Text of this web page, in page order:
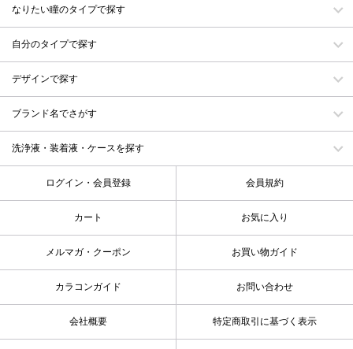
なりたい瞳のタイプで探す
自分のタイプで探す
デザインで探す
ブランド名でさがす
洗浄液・装着液・ケースを探す
ログイン・会員登録 会員規約
カート お気に入り
メルマガ・クーポン お買い物ガイド
カラコンガイド お問い合わせ
会社概要 特定商取引に基づく表示